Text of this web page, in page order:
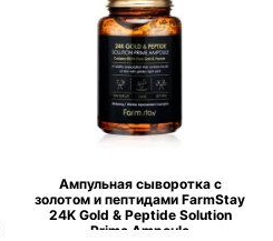
Ампульная сыворотка с
золотом и пептидами FarmStay
24K Gold & Peptide Solution
Prime Ampoule